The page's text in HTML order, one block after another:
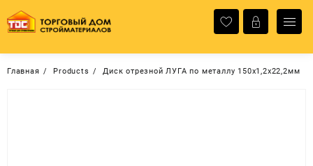
содержимому
Главная Products Диск отрезной ЛУГА по металлу 150х1,2х22,2мм